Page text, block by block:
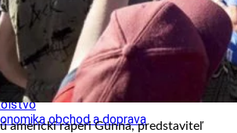
Wellness
Kaviarne
a tradície
a agroturistika
obchod a doprava
americkí raperi Gunna, predstaviteľ